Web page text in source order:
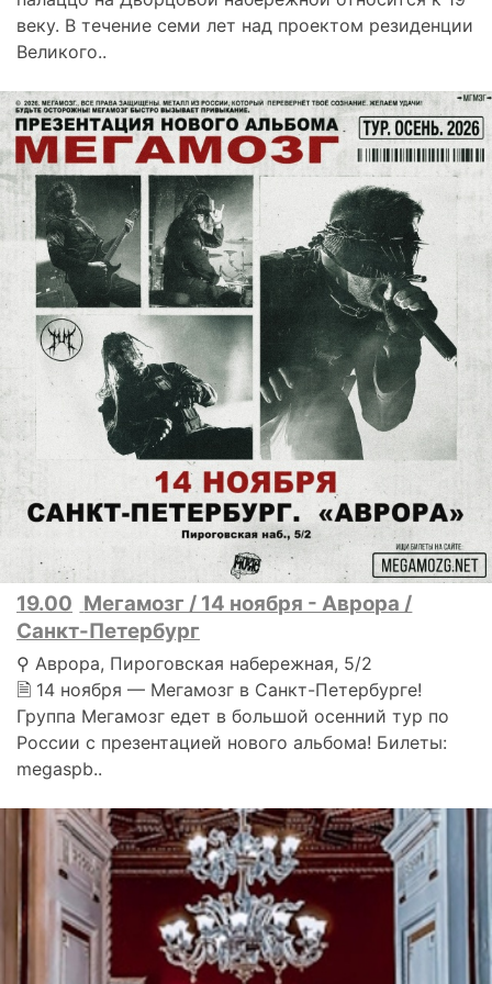
веку. В течение семи лет над проектом резиденции
Великого..
19.00 Мегамозг / 14 ноября - Аврора /
Санкт-Петербург
⚲ Аврора, Пироговская набережная, 5/2
🗎 14 ноября — Мегамозг в Санкт-Петербурге!
Группа Мегамозг едет в большой осенний тур по
России с презентацией нового альбома! Билеты:
megaspb..